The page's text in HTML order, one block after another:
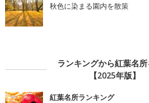
秋色に染まる園内を散策
ランキングから紅葉名
【2025年版】
紅葉名所ランキング